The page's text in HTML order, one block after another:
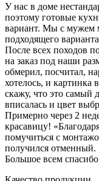
У нас в доме
поэтому готовые
вариант. Мы с мужем
подходящего
После всех походов
на заказ под наши
обмерил, посчитал,
хотелось, и картинка
скажу, что это самый
вписалась и цвет
Примерно через 2
красавицу!
помучиться с
получился отменный.
Большое всем